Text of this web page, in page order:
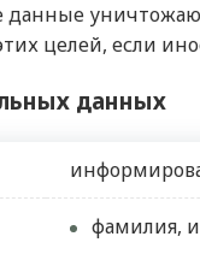
целей, если
данных
фамилия,